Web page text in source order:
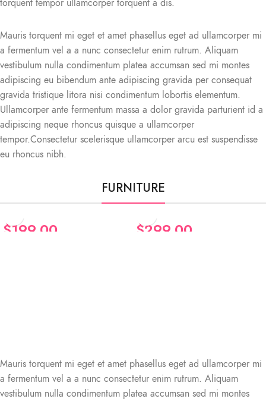
torquent tempor ullamcorper torquent a dis.
Mauris torquent mi eget et amet phasellus eget ad ullamcorper mi
a fermentum vel a a nunc consectetur enim rutrum. Aliquam
vestibulum nulla condimentum platea accumsan sed mi montes
adipiscing eu bibendum ante adipiscing gravida per consequat
gravida tristique litora nisi condimentum lobortis elementum.
Ullamcorper ante fermentum massa a dolor gravida parturient id a
adipiscing neque rhoncus quisque a ullamcorper
tempor.Consectetur scelerisque ullamcorper arcu est suspendisse
eu rhoncus nibh.
FURNITURE
$199.00 $299.00
Mauris torquent mi eget et amet phasellus eget ad ullamcorper mi
a fermentum vel a a nunc consectetur enim rutrum. Aliquam
vestibulum nulla condimentum platea accumsan sed mi montes